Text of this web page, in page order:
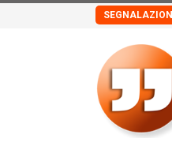
SEGNALAZIONI